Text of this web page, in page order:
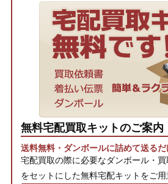
無料宅配買取キットのご案内
送料無料・ダンボールに詰めて送る
宅配買取の際に必要なダンボール・
をセットにした無料宅配キットをご用